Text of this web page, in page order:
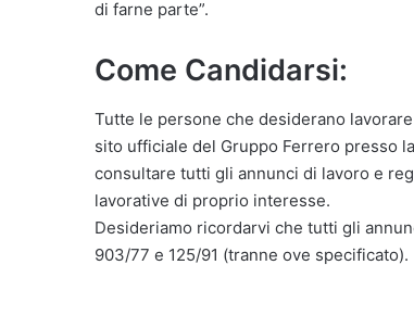
di farne parte”.
Come Candidarsi:
Tutte le persone che desiderano
sito ufficiale del Gruppo Ferrero presso
consultare tutti gli annunci di lavoro e
lavorative di proprio interesse.
Desideriamo ricordarvi che tutti gli
903/77 e 125/91 (tranne ove specificato).